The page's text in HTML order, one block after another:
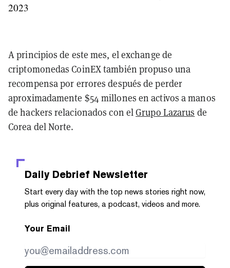
2023
A principios de este mes, el exchange de
criptomonedas CoinEX también propuso una
recompensa por errores después de perder
aproximadamente $54 millones en activos a manos
de hackers relacionados con elGrupo Lazarus de
Corea del Norte.
Daily Debrief Newsletter
Start every day with the top news stories right now,
plus original features, a podcast, videos and more.
Your Email